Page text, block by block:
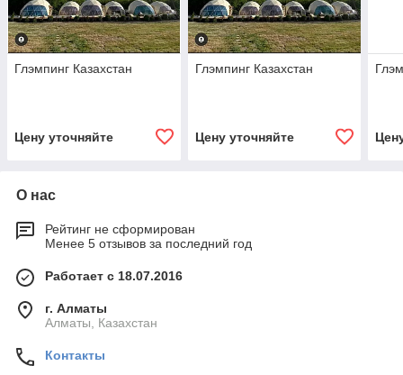
Глэмпинг Казахстан
Цену уточняйте
Глэмпинг Казахстан
Цену уточняйте
О нас
Рейтинг не сформирован
Менее 5 отзывов за последний год
Работает с 18.07.2016
г. Алматы
Алматы, Казахстан
Контакты